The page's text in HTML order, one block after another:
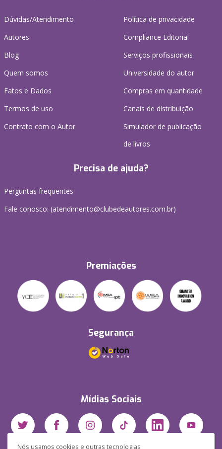
Nós usamos cookies e outras tecnologias
Dúvidas/Atendimento
Autores
Blog
Quem somos
Fatos e Dados
Termos de uso
Contrato com o Autor
Política de privacidade
Compliance Editorial
Serviços profissionais
Universidade do autor
Compras em quantidade
Canais de distribuição
Simulador de publicação
de livros
Precisa de ajuda?
Perguntas frequentes
Fale conosco: (atendimento@clubedeautores.com.br)
Premiações
Segurança
Mídias Sociais